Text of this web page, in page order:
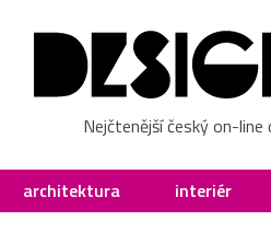
Nejčtenější český on-
architektura interiér